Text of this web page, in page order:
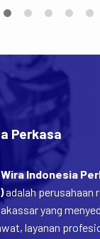
karena
ditandingi mobil
Perkasa
Wira Indonesia
adalah perusahaan
yang
layanan